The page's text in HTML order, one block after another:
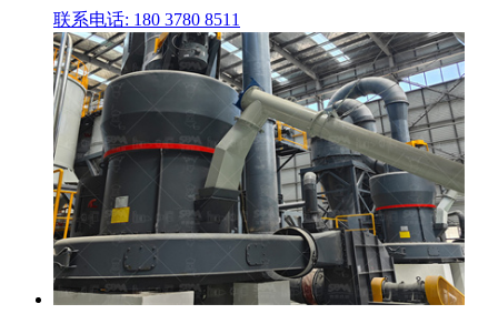
联系电话: 180 3780 8511